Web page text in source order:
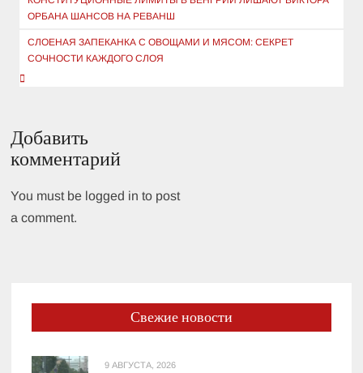
записям
ОРБАНА ШАНСОВ НА РЕВАНШ
СЛОЕНАЯ ЗАПЕКАНКА С ОВОЩАМИ И МЯСОМ: СЕКРЕТ
СОЧНОСТИ КАЖДОГО СЛОЯ
Добавить
комментарий
You must be logged in to post
a comment.
Свежие новости
9 АВГУСТА, 2026